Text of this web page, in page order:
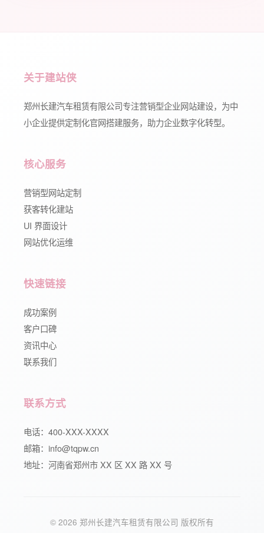
关于建站侠
郑州长建汽车租赁有限公司专注营销型企业网站建设，为中
小企业提供定制化官网搭建服务，助力企业数字化转型。
核心服务
营销型网站定制
获客转化建站
UI 界面设计
网站优化运维
快速链接
成功案例
客户口碑
资讯中心
联系我们
联系方式
电话：400-XXX-XXXX
邮箱：info@tqpw.cn
地址：河南省郑州市 XX 区 XX 路 XX 号
© 2026 郑州长建汽车租赁有限公司 版权所有